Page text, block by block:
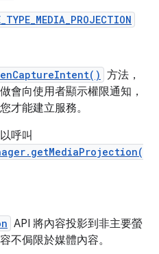
方法，
會向使用者顯示權限通知，
才能建立服務。
呼叫
API 將內容投影到非主要螢
不侷限於媒體內容。